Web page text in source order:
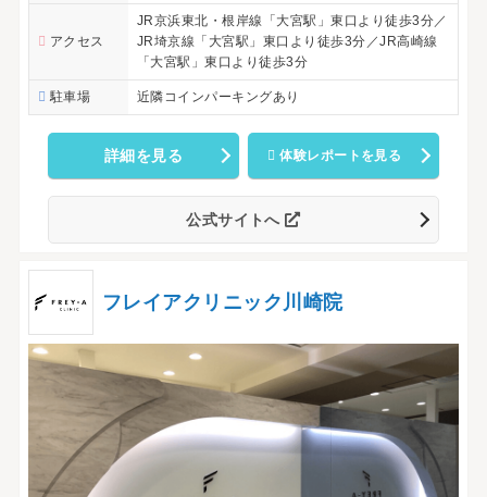
アクセス
JR京浜東北・根岸線「大宮駅」東口より徒歩3分／
JR埼京線「大宮駅」東口より徒歩3分／JR高崎線
「大宮駅」東口より徒歩3分
駐車場 近隣コインパーキングあり
詳細を見る 体験レポートを見る
公式サイトへ
フレイアクリニック川崎院